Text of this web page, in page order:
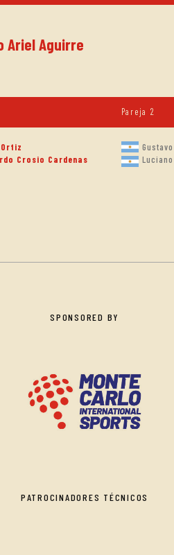
Ariel Aguirre
Pareja 2
Crosio Cardenas
Luciano
SPONSORED BY
PATROCINADORES TÉCNICOS